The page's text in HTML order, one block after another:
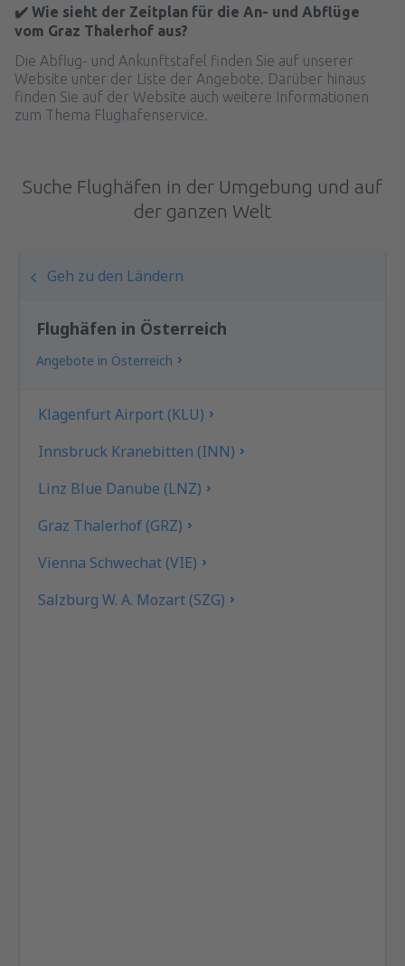
✔️ Wie sieht der Zeitplan für die An- und Abflüge
vom Graz Thalerhof aus?
Die Abflug- und Ankunftstafel finden Sie auf unserer
Website unter der Liste der Angebote. Darüber hinaus
finden Sie auf der Website auch weitere Informationen
zum Thema Flughafenservice.
Suche Flughäfen in der Umgebung und auf
der ganzen Welt
Geh zu den Ländern
Flughäfen in Österreich
Angebote in Österreich
Klagenfurt Airport (KLU)
Innsbruck Kranebitten (INN)
Linz Blue Danube (LNZ)
Graz Thalerhof (GRZ)
Vienna Schwechat (VIE)
Salzburg W. A. Mozart (SZG)